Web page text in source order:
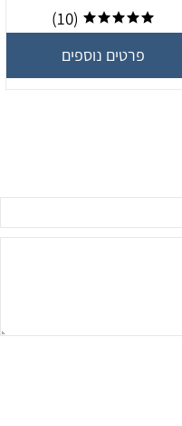
(10)
פרטים נוספים